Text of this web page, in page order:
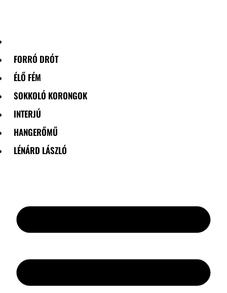
FORRÓ DRÓT
ÉLŐ FÉM
SOKKOLÓ KORONGOK
INTERJÚ
HANGERŐMŰ
LÉNÁRD LÁSZLÓ